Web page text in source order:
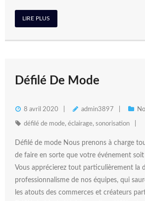
LIRE PLUS
Défilé De Mode
8 avril 2020 admin3897
défilé de mode, éclairage, sonorisation
Défilé de mode Nous prenons à charge
de faire en sorte que votre événement
Vous apprécierez tout particulièrement la
professionnalisme de nos équipes, qui
les atouts des commerces et créateurs